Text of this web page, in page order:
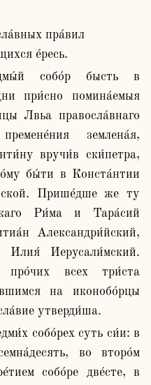
пра́вил
е́ресь.
при́сно помина́емыя
Лвьа правосла́внаго
землена́я,
вручи́в ски́петра,
бы́ти в Конста́нтии
Прише́дше же ту
Ри́ма и Тара́сий
Александри́йский,
Илия́ Иерусали́мский.
всех три́ста
на иконобо́рцы
утверди́ша.
во второ́м
собо́ре две́сте, в